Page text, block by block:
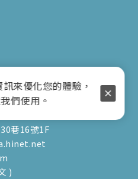
巷16號1F
)
來優化您的體驗，
們使用。